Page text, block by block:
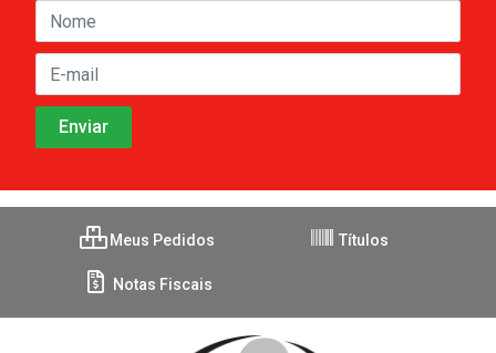
Meus Pedidos Títulos
Notas Fiscais